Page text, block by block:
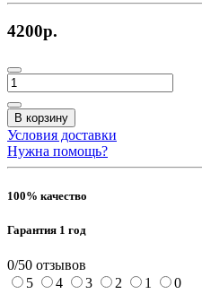
4200р.
В корзину
Условия доставки
Нужна помощь?
100% качество
Гарантия 1 год
0/50 отзывов
5
4 3 2 1 0